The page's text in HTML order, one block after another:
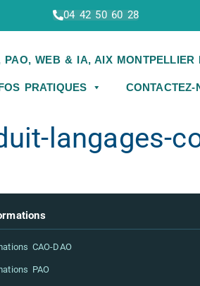
04 42 50 60 28
PRATIQUES CONTACTEZ-
langages-
CAO-DAO
PAO